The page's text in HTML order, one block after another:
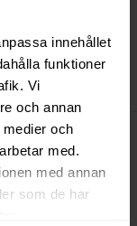
innehållet
funktioner
Vi
och annan
och
med.
med annan
som de har